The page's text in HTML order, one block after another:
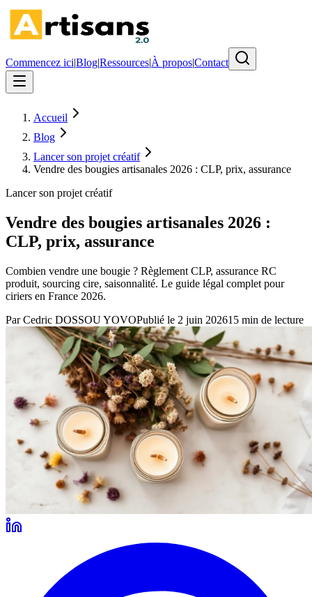
Commencez ici|Blog|Ressources|À propos|Contact
Accueil
Blog
Lancer son projet créatif
Vendre des bougies artisanales 2026 : CLP, prix, assurance
Lancer son projet créatif
Vendre des bougies artisanales 2026 :
CLP, prix, assurance
Combien vendre une bougie ? Règlement CLP, assurance RC
produit, sourcing cire, saisonnalité. Le guide légal complet pour
ciriers en France 2026.
ParCedric DOSSOU YOVOPublié le 2 juin 202615 min de lecture